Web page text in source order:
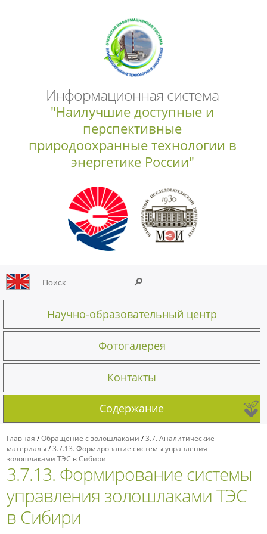
Информационная система
"Наилучшие доступные и
перспективные
природоохранные технологии в
энергетике России"
Научно-образовательный центр
Фотогалерея
Контакты
Содержание
Главная /Обращение с золошлаками /3.7. Аналитические
материалы/3.7.13. Формирование системы управления
золошлаками ТЭС в Сибири
3.7.13. Формирование системы
управления золошлаками ТЭС
в Сибири